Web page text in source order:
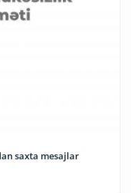
saxta mesajlar